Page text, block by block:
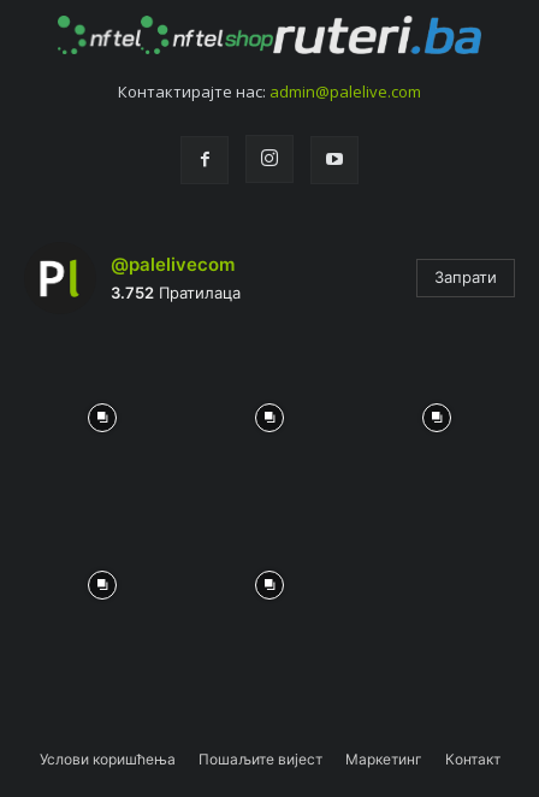
Контактирајтe нас: admin@palelive.com
@palelivecom
3.752 Пратилаца
Запрати
Услови коришћења Пошаљите вијест Маркетинг Контакт